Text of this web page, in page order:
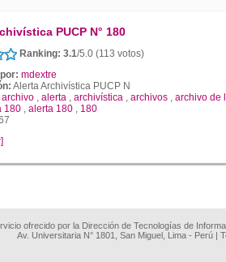
PUCP N° 180
Ranking: 3.1/5.0 (113 votos)
mdextre
Alerta Archivística PUCP N
archivo alerta archivística archivos archivo de
180
alerta 180
180
ofrecido por la Dirección de Tecnologías de
Av. Universitaria N° 1801, San Miguel, Lima - Perú |